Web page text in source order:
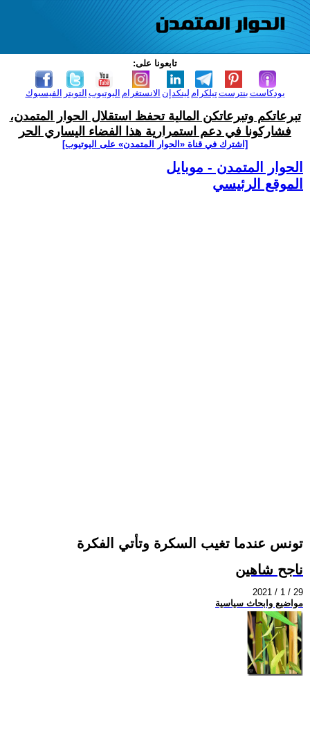
تابعونا على:
الفيسبوك التويتر اليوتيوب الانستغرام لينكدإن تيلكرامبنترست بودكاست
تبرعاتكم وتبرعاتكن المالية تحفظ استقلال الحوار المتمدن،
فشاركونا في دعم استمرارية هذا الفضاء اليساري الحر
[اشترك في قناة ‫«الحوار المتمدن» على اليوتيوب]
الحوار المتمدن - موبايل
الموقع الرئيسي
تونس عندما تغيب السكرة وتأتي الفكرة
ناجح شاهين
2021 / 1 / 29
مواضيع وابحاث سياسية